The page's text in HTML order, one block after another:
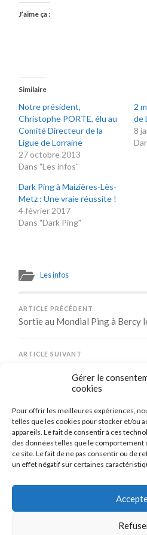
Gérer le
cookies
Pour offrir les meilleures expériences,
telles que les cookies pour stocker et/ou
appareils. Le fait de consentir à ces
des données telles que le comportement
ce site. Le fait de ne pas consentir ou de
un effet négatif sur certaines
J’aime ça :
Similaire
Notre président,
Christophe PORTE, élu au
Comité Directeur de la
Ligue de Lorraine
27 octobre 2013
Dans "Les infos"
2
de
8
Dark Ping à Maizières-Lès-
Metz : Une vraie réussite !
4 février 2017
Dans "Dark Ping"
Les infos
ARTICLE PRÉCÉDENT
Sortie au Mondial Ping à Bercy
ARTICLE SUIVANT
Comments
CONNEXION